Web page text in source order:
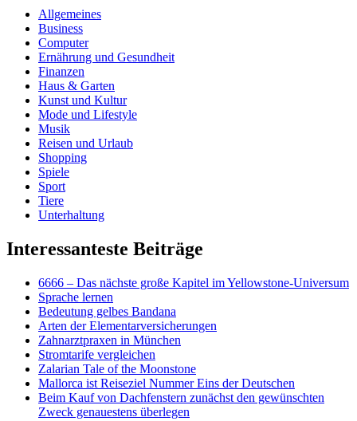
Allgemeines
Business
Computer
Ernährung und Gesundheit
Finanzen
Haus & Garten
Kunst und Kultur
Mode und Lifestyle
Musik
Reisen und Urlaub
Shopping
Spiele
Sport
Tiere
Unterhaltung
Interessanteste Beiträge
6666 – Das nächste große Kapitel im Yellowstone-Universum
Sprache lernen
Bedeutung gelbes Bandana
Arten der Elementarversicherungen
Zahnarztpraxen in München
Stromtarife vergleichen
Zalarian Tale of the Moonstone
Mallorca ist Reiseziel Nummer Eins der Deutschen
Beim Kauf von Dachfenstern zunächst den gewünschten
Zweck genauestens überlegen